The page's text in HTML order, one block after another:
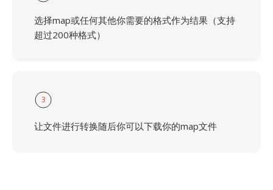
选择map或任何其他你需要的格式作为结果（支持
超过200种格式）
3
让文件进行转换随后你可以下载你的map文件